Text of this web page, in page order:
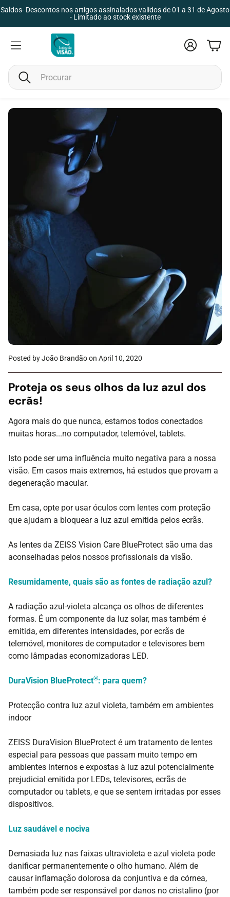
Saldos- Descontos nos artigos assinalados validos de 01 a 31 de Agosto
- Limitado ao stock existente
Pesquisar
Conta
Criança
Posted by João Brandãoon April 10, 2020
Proteja os seus olhos da luz azul dos
ecrãs!
Agora mais do que nunca, estamos todos conectados
muitas horas...no computador, telemóvel, tablets.
Isto pode ser uma influência muito negativa para a nossa
visão. Em casos mais extremos, há estudos que provam a
degeneração macular.
Em casa, opte por usar óculos com lentes com proteção
que ajudam a bloquear a luz azul emitida pelos ecrãs.
As lentes da ZEISS Vision Care BlueProtect são uma das
aconselhadas pelos nossos profissionais da visão.
Resumidamente, quais são as fontes de radiação azul?
A radiação azul-violeta alcança os olhos de diferentes
formas. É um componente da luz solar, mas também é
emitida, em diferentes intensidades, por ecrãs de
telemóvel, monitores de computador e televisores bem
como lâmpadas economizadoras LED.
DuraVision BlueProtect®: para quem?
Protecção contra luz azul violeta, também em ambientes
indoor
ZEISS DuraVision BlueProtect é um tratamento de lentes
especial para pessoas que passam muito tempo em
ambientes internos e expostas à luz azul potencialmente
prejudicial emitida por LEDs, televisores, ecrãs de
computador ou tablets, e que se sentem irritadas por esses
dispositivos.
Luz saudável e nociva
Demasiada luz nas faixas ultravioleta e azul violeta pode
danificar permanentemente o olho humano. Além de
causar inflamação dolorosa da conjuntiva e da córnea,
também pode ser responsável por danos no cristalino (por
Assistente de Loja
Posso ajudar-te?
Tenho andado com os olhos secos...
Qual a vossa politica de devoluções?
Quanto tempo demora o envio?